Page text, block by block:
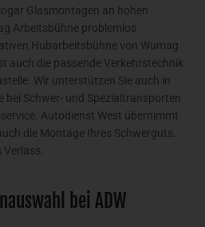
Glasmontagen an hohen
Arbeitsbühne problemlos
Hubarbeitsbühne von Wumag
auch die passende Verkehrstechnik
Wir unterstützen Sie auch in
bei Schwer- und Spezialtransporten
Autodienst West übernimmt
die Montage Ihres Schwerguts.
bei ADW